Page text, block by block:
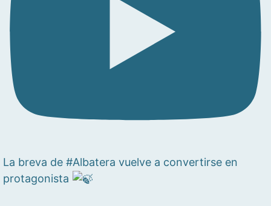
La breva de #Albatera vuelve a convertirse en
protagonista